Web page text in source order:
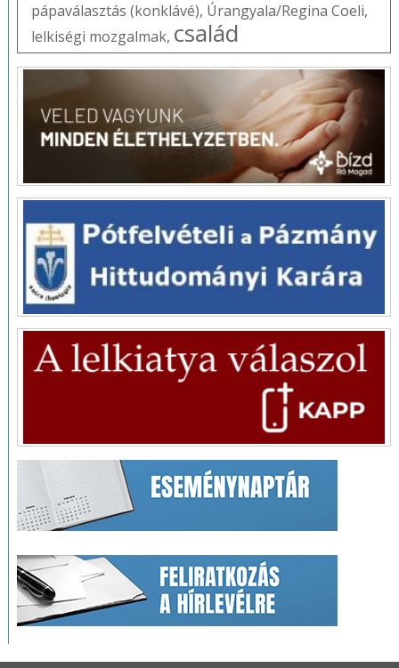
pápaválasztás (konklávé), Úrangyala/Regina Coeli,
lelkiségi mozgalmak, család